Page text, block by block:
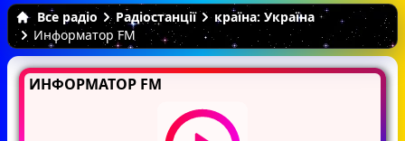
Все радіо Радіостанції
країна: Україна
Информатор FM
ИНФОРМАТОР FM